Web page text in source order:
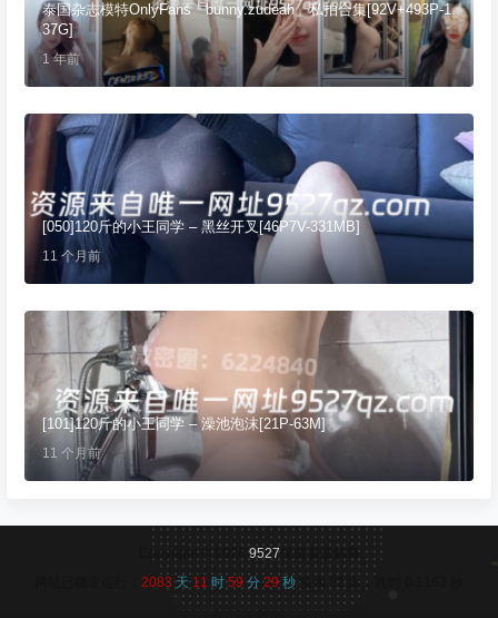
泰国杂志模特OnlyFans「bunny.zudeah」私拍合集[92V+493P-1.
37G]
1 年前
[050]120斤的小王同学 – 黑丝开叉[46P7V-331MB]
11 个月前
[101]120斤的小王同学 – 澡池泡沫[21P-63M]
11 个月前
Copyright © 2026 9527保留资源解释
2083 天11 时59 分30秒 查询 62 次，耗时 0.1163 秒